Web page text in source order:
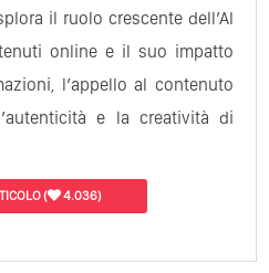
il ruolo crescente dell’AI
online e il suo impatto
l’appello al contenuto
e la creatività di
( 4.036)